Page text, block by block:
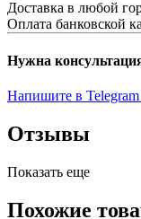
Доставка в любой
Оплата банковской
Нужна
Напишите в Telegram
Отзывы
Показать еще
Похожие